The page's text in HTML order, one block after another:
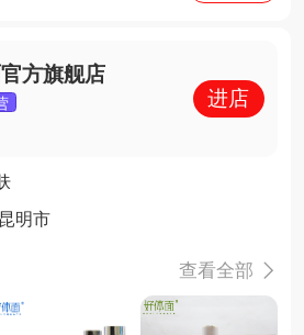
方旗舰店
进店
明市
查看全部 